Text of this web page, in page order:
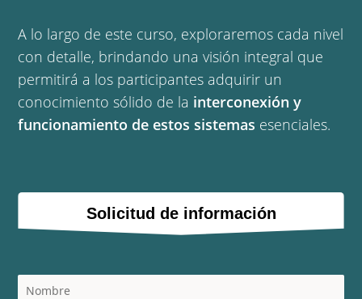
A lo largo de este curso, exploraremos cada nivel
con detalle, brindando una visión integral que
permitirá a los participantes adquirir un
conocimiento sólido de la interconexión y
funcionamiento de estos sistemas esenciales.
Solicitud de información